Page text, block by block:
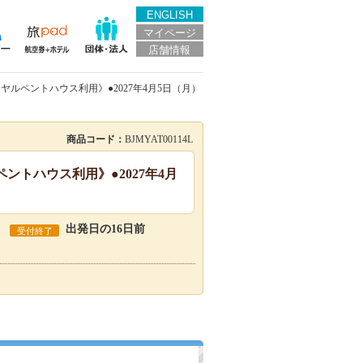
ENGLISH
マイページ
店舗情報
ペントハウス利用》●2027年4月5日（月）
商品コード： BJMYAT00114L
トハウス利用》●2027年4月
受付終了 出発日の16日前